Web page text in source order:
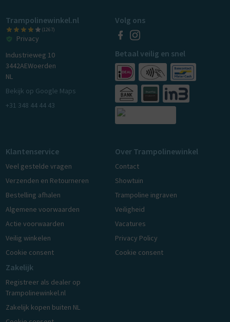
Trampolinewinkel.nl
(1267)
Privacy
Industrieweg 10
3442AEWoerden
NL
Bekijk op Google Maps
+31 348 44 44 43
Volg ons
Betaal veilig en snel
Klantenservice
Veel gestelde vragen
Verzenden en Retourneren
Bestelling afhalen
Algemene voorwaarden
Actie voorwaarden
Veilig winkelen
Cookie consent
Over Trampolinewinkel
Contact
Showtuin
Trampoline ingraven
Veiligheid
Vacatures
Privacy Policy
Cookie consent
Zakelijk
Registreer als dealer op
Trampolinewinkel.nl
Zakelijk kopen buiten NL